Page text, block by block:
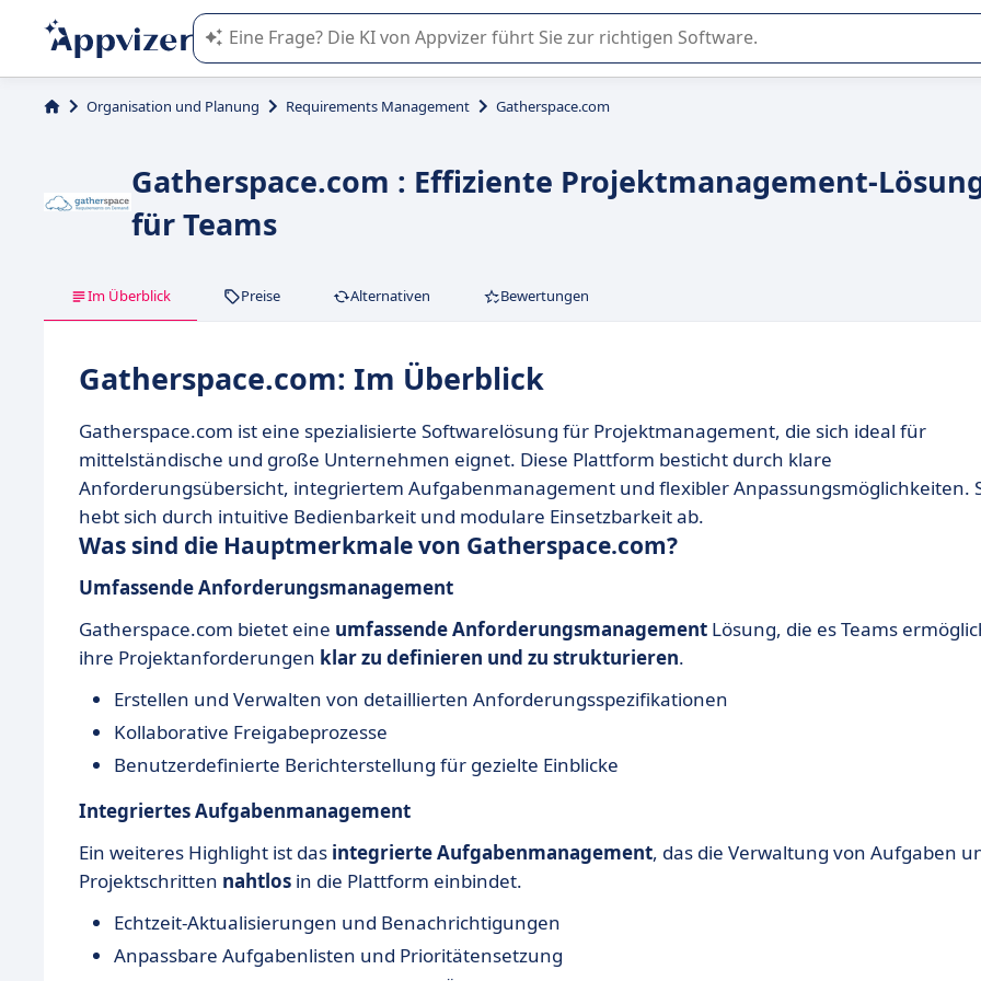
Die KI von Appvizer führt Sie bei der Nutzung oder Auswahl von SaaS-Software in Unternehmen.
Organisation und Planung Requirements Management Gatherspace.com
Gatherspace.com : Effiziente Projektmanagement-
für Teams
Im Überblick Preise Alternativen Bewertungen
Gatherspace.com: Im Überblick
Gatherspace.com ist eine spezialisierte Softwarelösung für Projektmanagement, die sich ideal für
mittelständische und große Unternehmen eignet. Diese Plattform besticht durch klare
Anforderungsübersicht, integriertem Aufgabenmanagement und flexibler Anpassungsmöglichkeiten.
hebt sich durch intuitive Bedienbarkeit und modulare Einsetzbarkeit ab.
Was sind die Hauptmerkmale von Gatherspace.com?
Umfassende Anforderungsmanagement
Gatherspace.com bietet eine umfassende Anforderungsmanagement Lösung, die es Teams
ihre Projektanforderungen klar zu definieren und zu strukturieren.
Erstellen und Verwalten von detaillierten Anforderungsspezifikationen
Kollaborative Freigabeprozesse
Benutzerdefinierte Berichterstellung für gezielte Einblicke
Integriertes Aufgabenmanagement
Ein weiteres Highlight ist das integrierte Aufgabenmanagement, das die Verwaltung von Aufgaben
Projektschritten nahtlos in die Plattform einbindet.
Echtzeit-Aktualisierungen und Benachrichtigungen
Anpassbare Aufgabenlisten und Prioritätensetzung